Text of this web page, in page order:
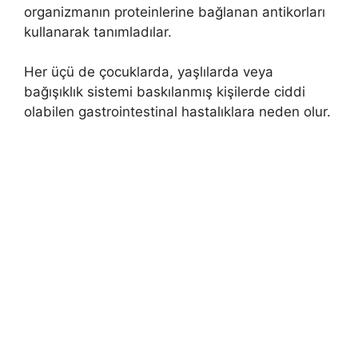
organizmanın proteinlerine bağlanan antikorları
kullanarak tanımladılar.
Her üçü de çocuklarda, yaşlılarda veya
bağışıklık sistemi baskılanmış kişilerde ciddi
olabilen gastrointestinal hastalıklara neden olur.